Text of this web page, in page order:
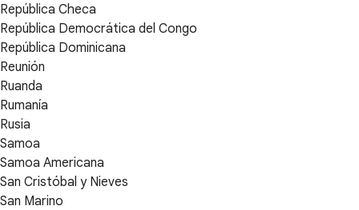
República Checa
República Democrática del Congo
República Dominicana
Reunión
Ruanda
Rumanía
Rusia
Samoa
Samoa Americana
San Cristóbal y Nieves
San Marino